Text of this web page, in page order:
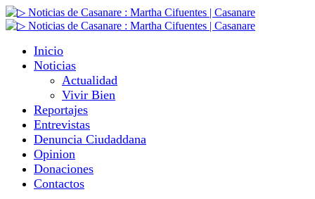
Inicio
Noticias
Actualidad
Vivir Bien
Reportajes
Entrevistas
Denuncia Ciudaddana
Opinion
Donaciones
Contactos